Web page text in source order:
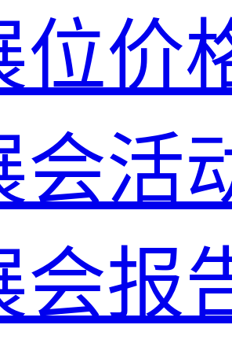
位价
会活
会报